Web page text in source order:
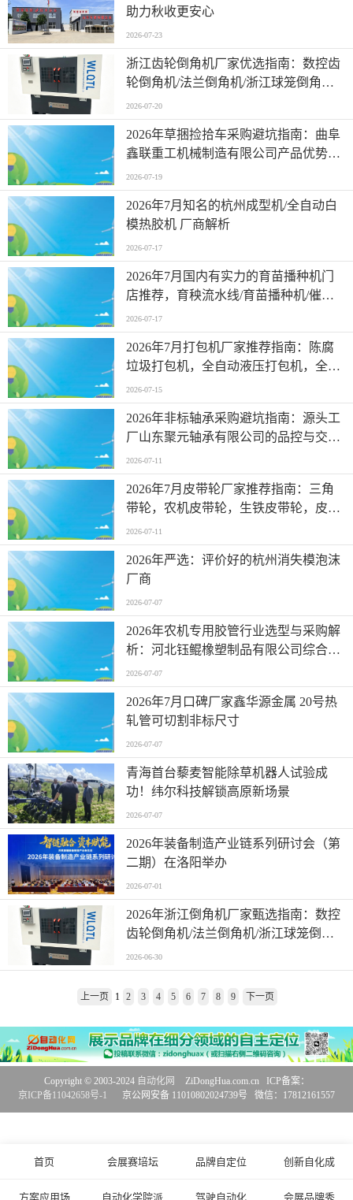
助力秋收更安心
2026-07-23
浙江齿轮倒角机厂家优选指南：数控齿
轮倒角机/法兰倒角机/浙江球笼倒角机/
技术实力与服务能力深度剖析
2026-07-20
2026年草捆捡拾车采购避坑指南：曲阜
鑫联重工机械制造有限公司产品优势与
选型要点
2026-07-19
2026年7月知名的杭州成型机/全自动白
模热胶机 厂商解析
2026-07-17
2026年7月国内有实力的育苗播种机门
店推荐，育秧流水线/育苗播种机/催芽
机，育苗播种机批发厂家哪家可靠
2026-07-17
2026年7月打包机厂家推荐指南：陈腐
垃圾打包机，全自动液压打包机，全自
动智能液压打包机，卧式液压打包机公
司优选
2026-07-15
2026年非标轴承采购避坑指南：源头工
厂山东聚元轴承有限公司的品控与交付
优势解析
2026-07-11
2026年7月皮带轮厂家推荐指南：三角
带轮，农机皮带轮，生铁皮带轮，皮带
盘公司优选！
2026-07-11
2026年严选：评价好的杭州消失模泡沫
厂商
2026-07-07
2026年农机专用胶管行业选型与采购解
析：河北钰鲲橡塑制品有限公司综合实
力测评
2026-07-07
2026年7月口碑厂家鑫华源金属 20号热
轧管可切割非标尺寸
2026-07-07
青海首台藜麦智能除草机器人试验成
功！纬尔科技解锁高原新场景
2026-07-07
2026年装备制造产业链系列研讨会（第
⼆期）在洛阳举办
2026-07-01
2026年浙江倒角机厂家甄选指南：数控
齿轮倒角机/法兰倒角机/浙江球笼倒角
机/五家实体企业综合评测与案例参考
2026-06-30
上一页 1 2 3 4 5 6 7 8 9 下一页
首页 会展赛培坛 品牌自定位 创新自化成
方案应用场 自动化学院派 驾驶自动化 会展品牌秀
Copyright © 2003-2024 自动化网
ZiDongHua.com.cn ICP备案：
京ICP备11042658号-1
京公网安备 11010802024739号 微信：17812161557